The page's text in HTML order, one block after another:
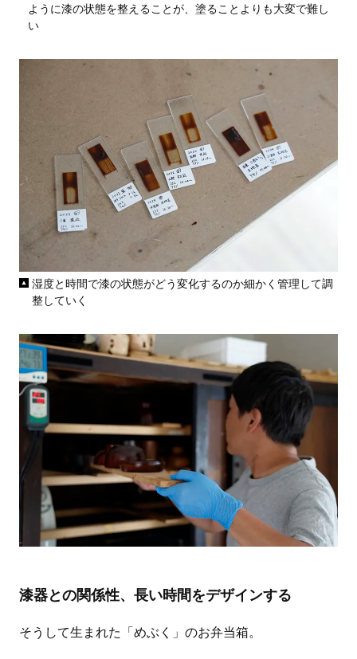
ように漆の状態を整えることが、塗ることよりも大変で難し
い
湿度と時間で漆の状態がどう変化するのか細かく管理して調
整していく
漆器との関係性、長い時間をデザインする
そうして生まれた「めぶく」のお弁当箱。